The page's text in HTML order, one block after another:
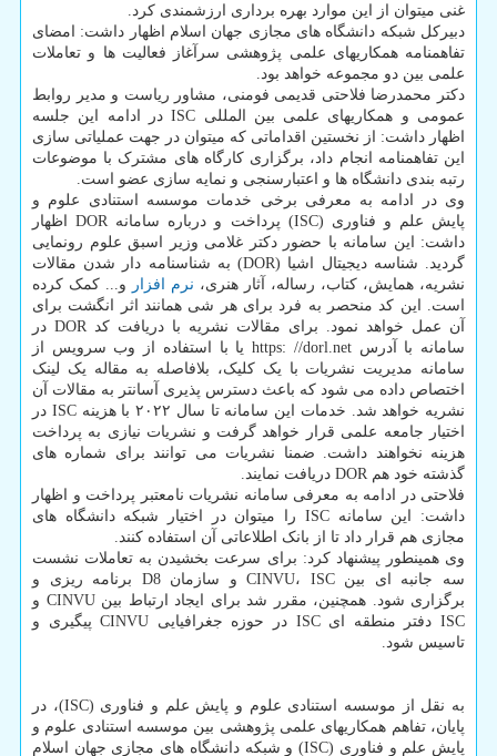
غنی میتوان از این موارد بهره برداری ارزشمندی کرد.
دبیرکل شبکه دانشگاه های مجازی جهان اسلام اظهار داشت: امضای
تفاهمنامه همکاریهای علمی پژوهشی سرآغاز فعالیت ها و تعاملات
علمی بین دو مجموعه خواهد بود.
دکتر محمدرضا فلاحتی قدیمی فومنی، مشاور ریاست و مدیر روابط
عمومی و همکاریهای علمی بین المللی ISC در ادامه این جلسه
اظهار داشت: از نخستین اقداماتی که میتوان در جهت عملیاتی سازی
این تفاهمنامه انجام داد، برگزاری کارگاه های مشترک با موضوعات
رتبه بندی دانشگاه ها و اعتبارسنجی و نمایه سازی عضو است.
وی در ادامه به معرفی برخی خدمات موسسه استنادی علوم و
پایش علم و فناوری (ISC) پرداخت و درباره سامانه DOR اظهار
داشت: این سامانه با حضور دکتر غلامی وزیر اسبق علوم رونمایی
گردید. شناسه دیجیتال اشیا (DOR) به شناسنامه­ دار شدن مقالات
نشریه، همایش­، کتاب­، رساله، آثار هنری، نرم افزار
و... کمک کرده
است. این کد منحصر به فرد برای هر شی همانند اثر انگشت برای
آن عمل خواهد نمود. برای مقالات نشریه با دریافت کد DOR در
سامانه با آدرس https: //dorl.net یا با استفاده از وب سرویس از
سامانه مدیریت نشریات با یک کلیک، بلافاصله به مقاله یک لینک
اختصاص داده می شود که باعث دسترس پذیری آسان­تر به مقالات آن
نشریه خواهد شد. خدمات این سامانه تا سال ۲۰۲۲ با هزینه ISC در
اختیار جامعه علمی قرار خواهد گرفت و نشریات نیازی به پرداخت
هزینه نخواهند داشت. ضمنا نشریات می توانند برای شماره های
گذشته خود هم DOR دریافت نمایند.
فلاحتی در ادامه به معرفی سامانه نشریات نامعتبر پرداخت و اظهار
داشت: این سامانه ISC را میتوان در اختیار شبکه دانشگاه های
مجازی هم قرار داد تا از بانک اطلاعاتی آن استفاده کنند.
وی همینطور پیشنهاد کرد: برای سرعت بخشیدن به تعاملات نشست
سه جانبه ای بین CINVU، ISC و سازمان D8 برنامه ریزی و
برگزاری شود. همچنین، مقرر شد برای ایجاد ارتباط بین CINVU و
ISC دفتر منطقه ای ISC در حوزه جغرافیایی CINVU پیگیری و
تاسیس شود.
به نقل از موسسه استنادی علوم و پایش علم و فناوری (ISC)، در
پایان، تفاهم همکاریهای علمی پژوهشی بین موسسه استنادی علوم و
پایش علم و فناوری (ISC) و شبکه دانشگاه های مجازی جهان اسلام